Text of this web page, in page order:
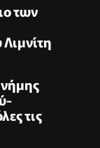
των
τις